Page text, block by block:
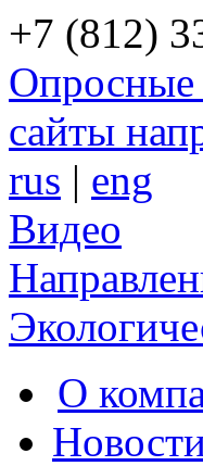
+7 (812)
Опросные
сайты
rus | eng
Видео
О